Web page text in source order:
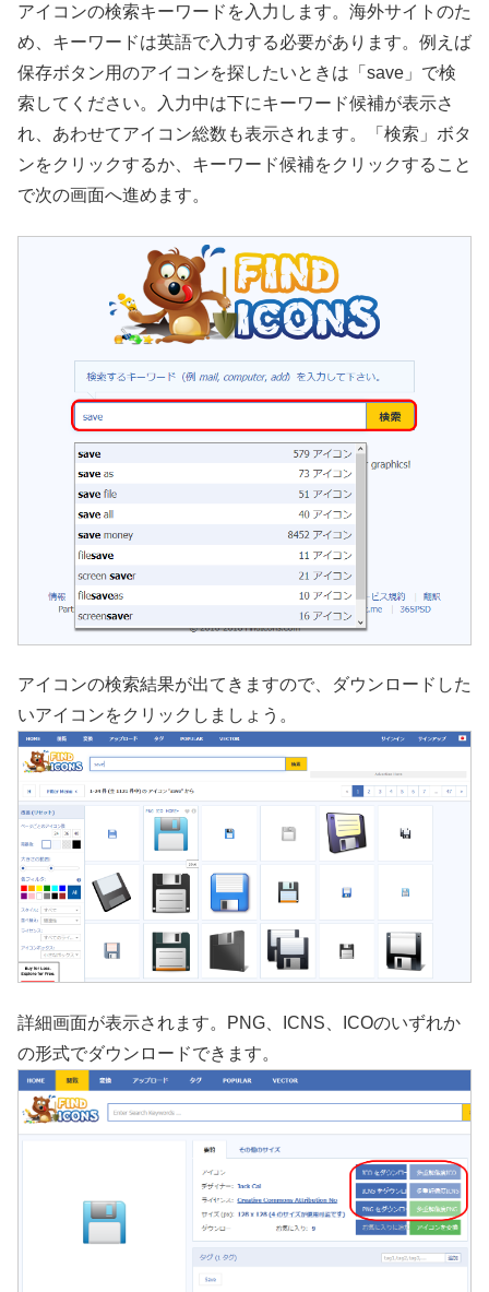
アイコンの検索キーワードを入力します。海外サイトのた
め、キーワードは英語で入力する必要があります。例えば
保存ボタン用のアイコンを探したいときは「save」で検
索してください。入力中は下にキーワード候補が表示さ
れ、あわせてアイコン総数も表示されます。「検索」ボタ
ンをクリックするか、キーワード候補をクリックすること
で次の画面へ進めます。
アイコンの検索結果が出てきますので、ダウンロードした
いアイコンをクリックしましょう。
詳細画面が表示されます。PNG、ICNS、ICOのいずれか
の形式でダウンロードできます。